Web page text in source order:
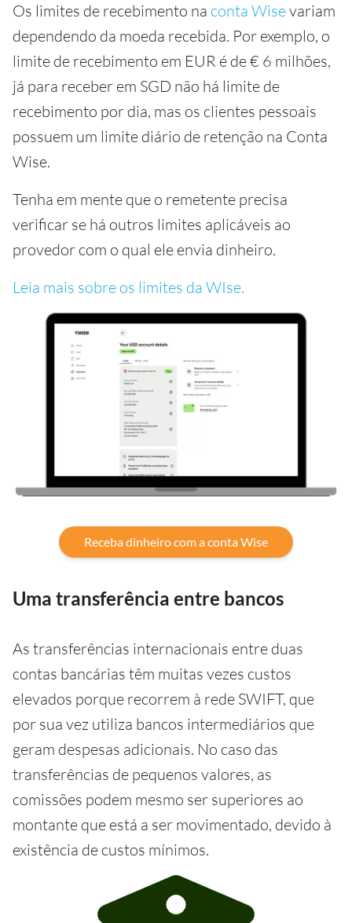
Os limites de recebimento na conta Wisevariam
dependendo da moeda recebida. Por exemplo, o
limite de recebimento em EUR é de € 6 milhões,
já para receber em SGD não há limite de
recebimento por dia, mas os clientes pessoais
possuem um limite diário de retenção na Conta
Wise.
Tenha em mente que o remetente precisa
verificar se há outros limites aplicáveis ao
provedor com o qual ele envia dinheiro.
Leia mais sobre os limites da WIse.
Receba dinheiro com a conta Wise
Uma transferência entre bancos
As transferências internacionais entre duas
contas bancárias têm muitas vezes custos
elevados porque recorrem à rede SWIFT, que
por sua vez utiliza bancos intermediários que
geram despesas adicionais. No caso das
transferências de pequenos valores, as
comissões podem mesmo ser superiores ao
montante que está a ser movimentado, devido à
existência de custos mínimos.